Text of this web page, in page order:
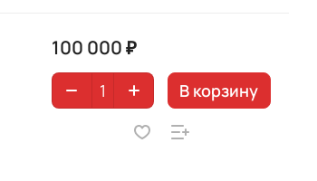
100 000 ₽
В корзину